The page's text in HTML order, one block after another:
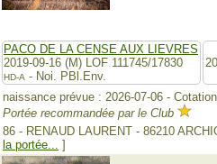
PACO DE LA CENSE AUX LIEVRES
2019-09-16 (M) LOF 111745/17830
HD-A - Noi. PBl.Env.
naissance prévue : 2026-07-06 -
Portée recommandée par le Club
86 - RENAUD LAURENT - 86210
la portée... ]